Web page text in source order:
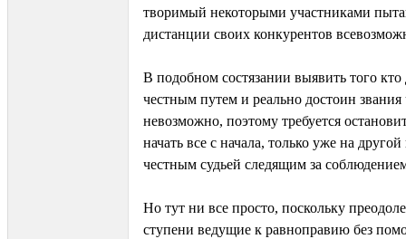
творимый некоторыми участниками
дистанции своих конкурентов
В подобном состязании выявить того кто
честным путем и реально достоин
невозможно, поэтому требуется
начать все с начала, только уже на
честным судьей следящим за
Но тут ни все просто, поскольку
ступени ведущие к равноправию без